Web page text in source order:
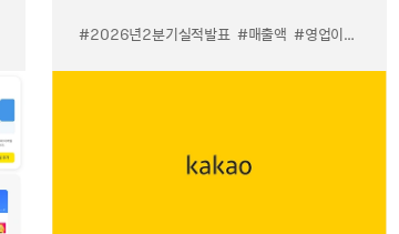
#카톡 우리채널 알리기
#2026년2분기실적발표 #매출액 #영업이익